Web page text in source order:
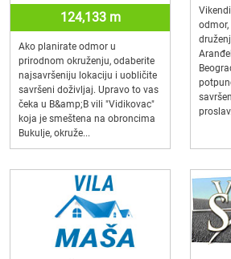
124,133 m
Ako planirate odmor u
prirodnom okruženju, odaberite
najsavršeniju lokaciju i uobličite
savršeni doživljaj. Upravo to vas
čeka u B&amp;B vili "Vidikovac"
koja je smeštena na obroncima
Bukulje, okruže...